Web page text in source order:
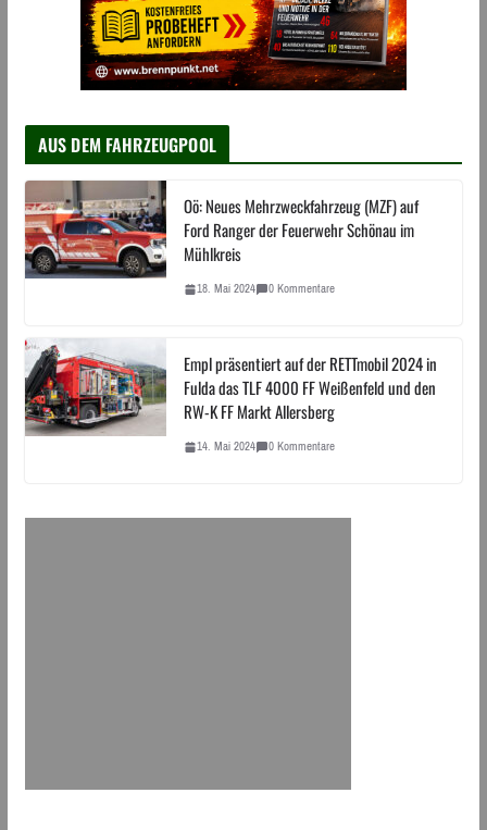
AUS DEM FAHRZEUGPOOL
Oö: Neues Mehrzweckfahrzeug (MZF) auf
Ford Ranger der Feuerwehr Schönau im
Mühlkreis
18. Mai 2024 0 Kommentare
Empl präsentiert auf der RETTmobil 2024 in
Fulda das TLF 4000 FF Weißenfeld und den
RW-K FF Markt Allersberg
14. Mai 2024 0 Kommentare